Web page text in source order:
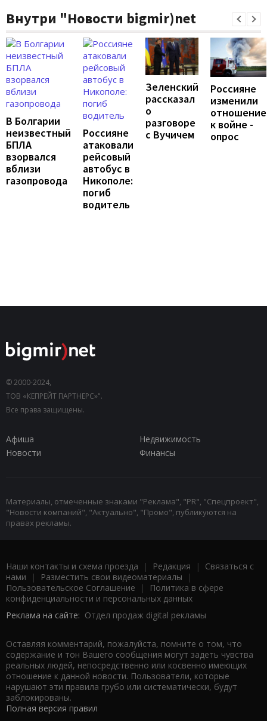
Внутри "Новости bigmir)net
В Болгарии
неизвестный
БПЛА
взорвался
вблизи
газопровода
Россияне
атаковали
рейсовый
автобус в
Никополе:
погиб
водитель
Зеленский
рассказал
о
разговоре
с Вучичем
Россияне
изменили
отношение
к войне -
опрос
© 2000-2024,
ТОВ «КЕПРЕЙТ ПАРТНЕРС»".
Все права защищены.
Афиша
Недвижимость
Новости
Финансы
Материалы, отмеченные знаками "Реклама", "PR", "Спецпроект",
"Новости компаний", "Актуально", "Промо", публикуются на
правах рекламы.
Наши контакты и схема проезда | Редакция | Связаться с
нами | Разместить свои видеоматериалы |
Пользовательское Соглашение |
Политика в сфере
конфиденциальности и персональных данных
Реклама на сайте: Отдел продаж digital рекламы
Оставляя комментарий, пожалуйста, помните о том, что
содержание и тон Вашего сообщения могут задеть чувства
реальных людей, непосредственно или косвенно имеющих
отношение к данной новости. Пользователи, которые
нарушают эти правила грубо или систематически, будут
заблокированы.
Полная версия правил